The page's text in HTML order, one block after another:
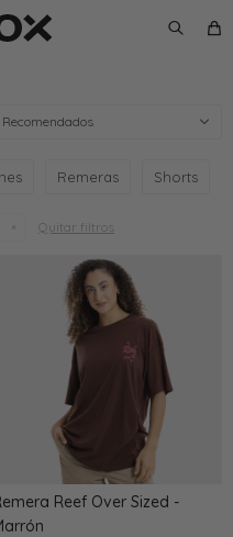
Recomendados
Remeras Shorts
Quitar filtros
Reef Over Sized -